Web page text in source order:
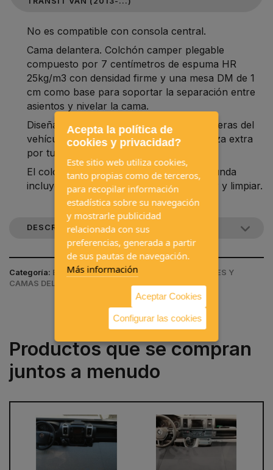
No es compatible con consola central.
Cama delantera. Colchón camper plegable
compuesto por 7 centímetros de espuma HR
25kg/m3 con densidad firme y una mesa DM de 1
cm como base para soportar la separación entre
asientos y nivelar la cama.
Diseñado a medida para las plazas delanteras del
vehículo con el que conseguirás una plaza extra
por tu furgo camper o autocaravana.
El colchón se pliega en tres partes y la funda
incluye una cremallera para desenfundar y limpiar.
DESCRIPCIÓN DEL PRODUCTO
Categoría: EQUIPAMIENTOS INTERIORES / COLCHONES Y
CAMAS DELANTERAS
Productos que se compran
juntos a menudo
Acepta la política de
cookies y privacidad?
Este sitio web utiliza cookies,
tanto propias como de terceros,
para recopilar información
estadística sobre su navegación
y mostrarle publicidad
relacionada con sus
preferencias, generada a partir
de sus pautas de navegación.
Más información
Aceptar Cookies
Configurar las cookies